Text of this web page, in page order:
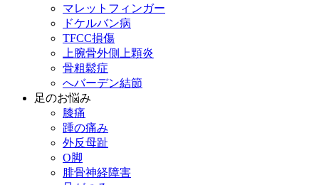
マレットフィンガー
ドケルバン病
TFCC損傷
上腕骨外側上顆炎
骨粗鬆症
へバーデン結節
足のお悩み
膝痛
踵の痛み
外反母趾
О脚
腓骨神経障害